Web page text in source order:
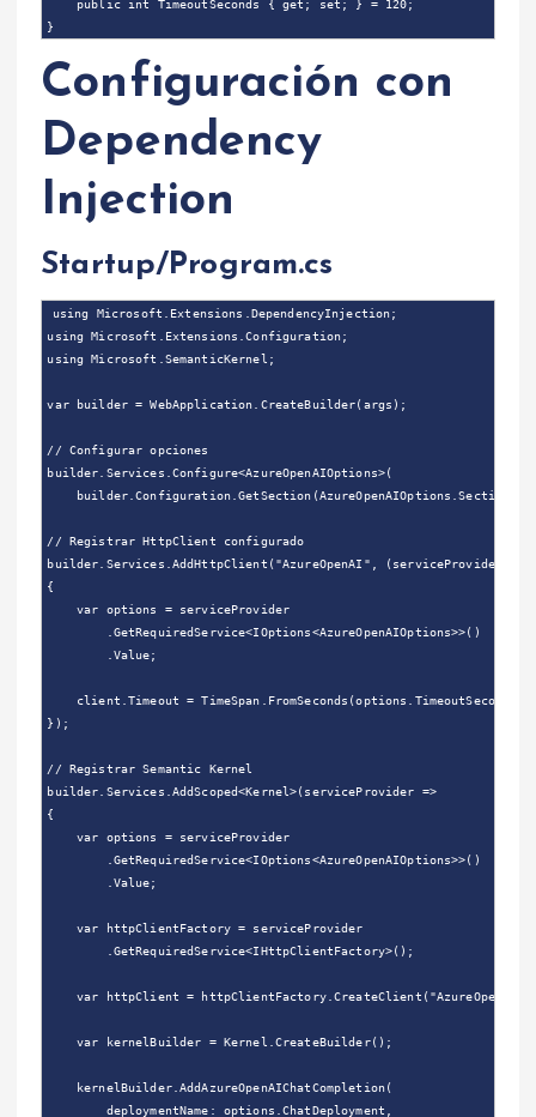
    public int TimeoutSeconds { get; set; } = 120;
Configuración con
Dependency
Injection
Startup/Program.cs
using Microsoft.Extensions.DependencyInjection;
using Microsoft.Extensions.Configuration;
using Microsoft.SemanticKernel;
var builder = WebApplication.CreateBuilder(args);
// Configurar opciones
builder.Services.Configure<AzureOpenAIOptions>(
// Registrar HttpClient configurado
builder.Services.AddHttpClient("AzureOpenAI", (serviceProvider,
{
    var options = serviceProvider
        .GetRequiredService<IOptions<AzureOpenAIOptions>>()
        .Value;
    client.Timeout = TimeSpan.FromSeconds(options.TimeoutSeconds);
});
// Registrar Semantic Kernel
builder.Services.AddScoped<Kernel>(serviceProvider =>
{
    var options = serviceProvider
        .GetRequiredService<IOptions<AzureOpenAIOptions>>()
        .Value;
    var httpClientFactory = serviceProvider
        .GetRequiredService<IHttpClientFactory>();
var httpClient =
    var kernelBuilder = Kernel.CreateBuilder();
    kernelBuilder.AddAzureOpenAIChatCompletion(
        deploymentName: options.ChatDeployment,